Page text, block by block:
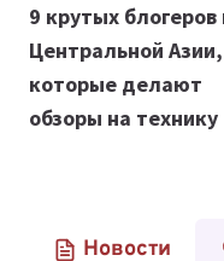
по
записям
9 крутых блогеров
Центральной Азии,
которые делают
обзоры на технику
Новости